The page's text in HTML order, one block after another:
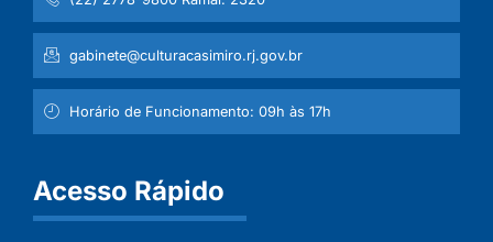
gabinete@culturacasimiro.rj.gov.br
Horário de Funcionamento: 09h às 17h
Acesso Rápido